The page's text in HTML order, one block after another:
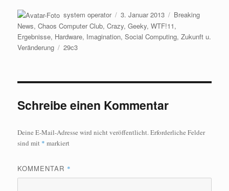
Autor
system operator
Veröffentlicht
am
3. Januar 2013 Kategorien
Breaking
News,Chaos Computer Club,Crazy, Geeky, WTF!11,
Ergebnisse, Hardware, Imagination,Social Computing,Zukunft u.
Veränderung
Schlagwörter
29c3
Schreibe einen Kommentar
Deine E-Mail-Adresse wird nicht veröffentlicht.Erforderliche Felder
sind mit * markiert
KOMMENTAR *